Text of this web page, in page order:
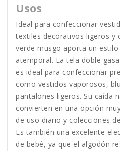
Usos
Ideal para confeccionar
textiles decorativos ligeros y
verde musgo aporta un
atemporal. La tela doble
es ideal para confeccionar
como vestidos vaporosos,
pantalones ligeros. Su caída
convierten en una opción
de uso diario y colecciones
Es también una excelente
de bebé, ya que el algodón